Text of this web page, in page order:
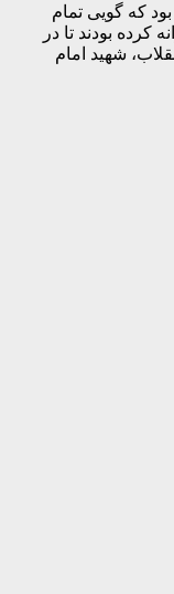
که گویی تمام
بودند تا در
شهید امام